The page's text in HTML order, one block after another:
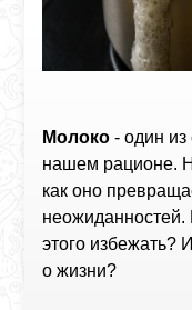
Молоко - один
нашем рационе.
как оно
неожиданностей.
этого избежать?
о жизни?